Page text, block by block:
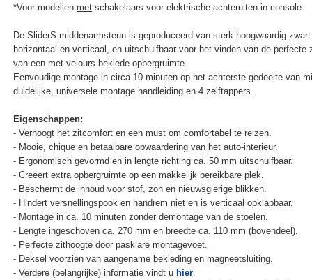
*Voor modellen metschakelaars voor elektrische achteruiten in console
De SliderS middenarmsteun is geproduceerd van sterk hoogwaardig
horizontaal en verticaal, en uitschuifbaar voor het vinden van de perfecte
van een met velours beklede opbergruimte.
Eenvoudige montage in circa 10 minuten op het achterste gedeelte van
duidelijke, universele montage handleiding en 4 zelftappers.
Eigenschappen:
- Verhoogt het zitcomfort en een must om comfortabel te reizen.
- Mooie, chique en betaalbare opwaardering van het auto-interieur.
- Ergonomisch gevormd en in lengte richting ca. 50 mm uitschuifbaar.
- Creëert extra opbergruimte op een makkelijk bereikbare plek.
- Beschermt de inhoud voor stof, zon en nieuwsgierige blikken.
- Hindert versnellingspook en handrem niet en is verticaal opklapbaar.
- Montage in ca. 10 minuten zonder demontage van de stoelen.
- Lengte ingeschoven ca. 270 mm en breedte ca. 110 mm (bovendeel).
- Perfecte zithoogte door pasklare montagevoet.
- Deksel voorzien van aangename bekleding en magneetsluiting.
- Verdere (belangrijke) informatie vindt u hier.